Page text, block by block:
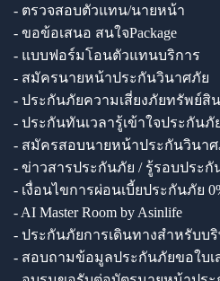
- ตรวจสอบตัวแทน/นายหน้า
- ขอข้อเสนอ สนใจPackage
- แบบฟอร์มโอนตัวแทนบริการ
- สมัครนายหน้าประกันวินาศภัย
- ประกันภัยความเสี่ยงภัยทรัพย์สิน
- ประกันทันเวลารู้เข้าใจประกันภั
- สมัครสอบนายหน้าประกันวินา
- ข่าวสารประกันภัย / รู้รอบประกั
- เงื่อนไขการผ่อนเบี้ยประกันภัย
- AI Master Room by Asinlife
- ประกันภัยการเดินทางสำหรับบ
- สอบถามข้อมูลประกันภัยขอใบเ